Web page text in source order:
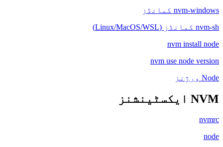
nvm-windows کمانڈز
nvm-sh کمانڈز (Linux/MacOS/WSL)
nvm install node
nvm use node version
Node ورژنز
NVM ایکسٹینشنز
nvmrc
node